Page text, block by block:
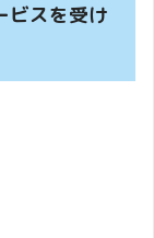
ビスを受け